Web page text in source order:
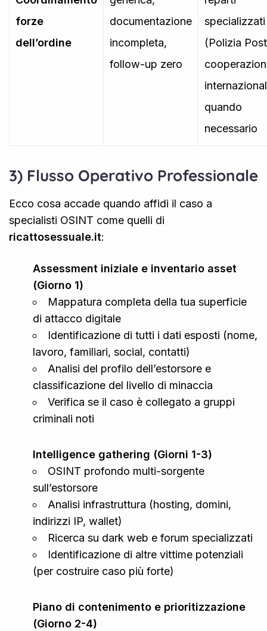
forze
dell’ordine
documentazione
incompleta,
follow-up zero
specializzati
(Polizia
quando
necessario
3) Flusso Operativo Professionale
Ecco cosa accade quando affidi il caso a
specialisti OSINT come quelli di
ricattosessuale.it:
Assessment iniziale e inventario asset
(Giorno 1)
Mappatura completa della tua superficie
di attacco digitale
Identificazione di tutti i dati esposti (nome,
lavoro, familiari, social, contatti)
Analisi del profilo dell’estorsore e
classificazione del livello di minaccia
Verifica se il caso è collegato a gruppi
criminali noti
Intelligence gathering (Giorni 1-3)
OSINT profondo multi-sorgente
sull’estorsore
Analisi infrastruttura (hosting, domini,
indirizzi IP, wallet)
Ricerca su dark web e forum specializzati
Identificazione di altre vittime potenziali
(per costruire caso più forte)
Piano di contenimento e prioritizzazione
(Giorno 2-4)